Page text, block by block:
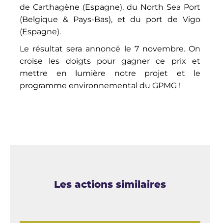
de Carthagène (Espagne), du North Sea Port
(Belgique & Pays-Bas), et du port de Vigo
(Espagne).
Le résultat sera annoncé le 7 novembre. On
croise les doigts pour gagner ce prix et
mettre en lumière notre projet et le
programme environnemental du GPMG !
Les actions similaires